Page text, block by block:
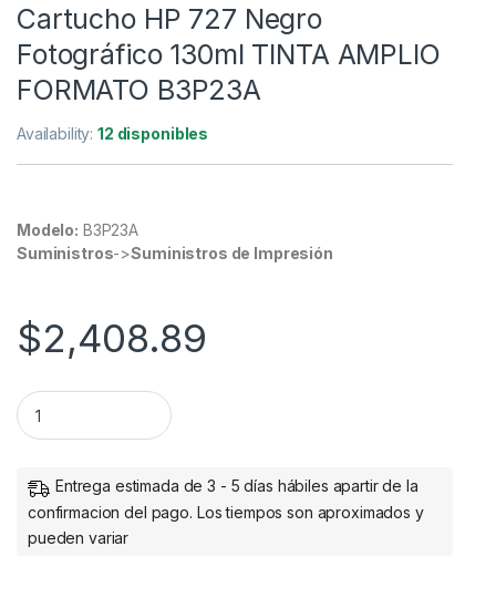
Cartucho HP 727 Negro
Fotográfico 130ml TINTA AMPLIO
FORMATO B3P23A
Availability:12 disponibles
Modelo: B3P23A
Suministros->Suministros de Impresión
$2,408.89
Cartucho HP 727 Negro Fotográfico 130ml TINTA AMPLIO
Entrega estimada de 3 - 5 días hábiles apartir de la
confirmacion del pago. Los tiempos son aproximados y
pueden variar